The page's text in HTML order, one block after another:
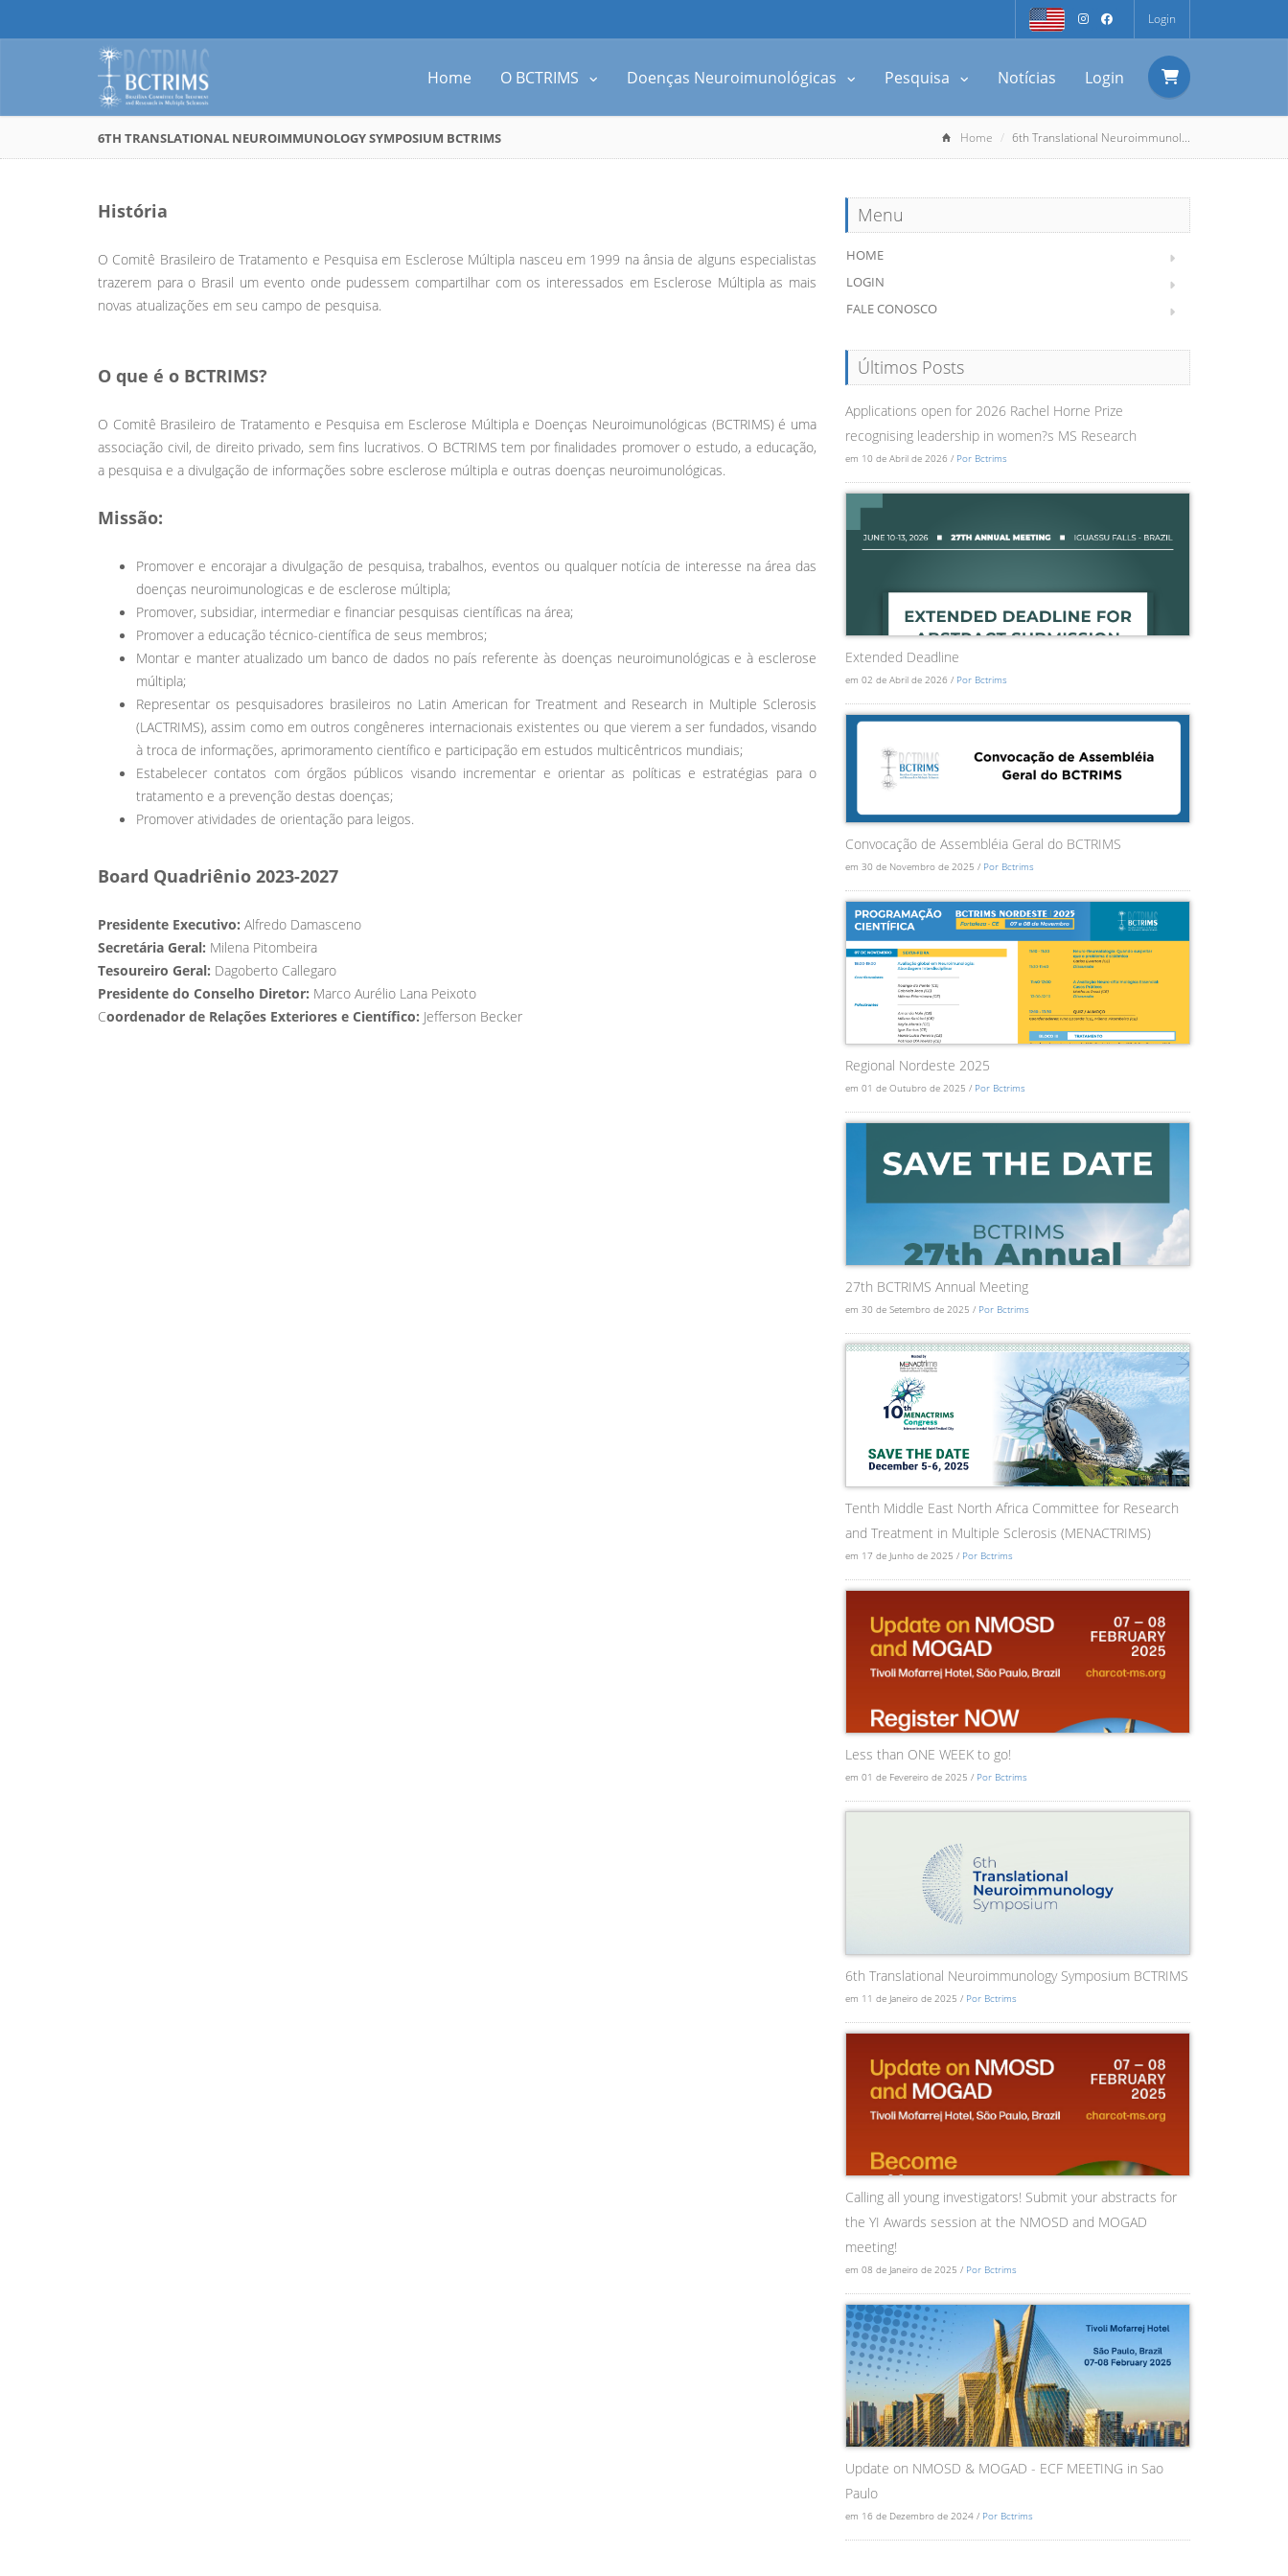
Login
Home O BCTRIMS Doenças Neuroimunológicas Pesquisa Notícias Login
6TH TRANSLATIONAL NEUROIMMUNOLOGY SYMPOSIUM BCTRIMS Home 6th Translational Neuroimmunol...
História
O Comitê Brasileiro de Tratamento e Pesquisa em Esclerose Múltipla nasceu em 1999 na ânsia de alguns especialistas
trazerem para o Brasil um evento onde pudessem compartilhar com os interessados em Esclerose Múltipla as mais
novas atualizações em seu campo de pesquisa.
O que é o BCTRIMS?
O Comitê Brasileiro de Tratamento e Pesquisa em Esclerose Múltipla e Doenças Neuroimunológicas (BCTRIMS) é uma
associação civil, de direito privado, sem fins lucrativos. O BCTRIMS tem por finalidades promover o estudo, a educação,
a pesquisa e a divulgação de informações sobre esclerose múltipla e outras doenças neuroimunológicas.
Missão:
Promover e encorajar a divulgação de pesquisa, trabalhos, eventos ou qualquer notícia de interesse na área das
doenças neuroimunologicas e de esclerose múltipla;
Promover, subsidiar, intermediar e financiar pesquisas científicas na área;
Promover a educação técnico-científica de seus membros;
Montar e manter atualizado um banco de dados no país referente às doenças neuroimunológicas e à esclerose
múltipla;
Representar os pesquisadores brasileiros no Latin American for Treatment and Research in Multiple Sclerosis
(LACTRIMS), assim como em outros congêneres internacionais existentes ou que vierem a ser fundados, visando
à troca de informações, aprimoramento científico e participação em estudos multicêntricos mundiais;
Estabelecer contatos com órgãos públicos visando incrementar e orientar as políticas e estratégias para o
tratamento e a prevenção destas doenças;
Promover atividades de orientação para leigos.
Board Quadriênio 2023-2027
Presidente Executivo: Alfredo Damasceno
Secretária Geral: Milena Pitombeira
Tesoureiro Geral: Dagoberto Callegaro
Presidente do Conselho Diretor: Marco Aurélio Lana Peixoto
Coordenador de Relações Exteriores e Científico: Jefferson Becker
Menu
HOME
LOGIN
FALE CONOSCO
Últimos Posts
Applications open for 2026 Rachel Horne Prize
recognising leadership in women?s MS Research
em 10 de Abril de 2026 / Por Bctrims
Extended Deadline
em 02 de Abril de 2026 / Por Bctrims
Convocação de Assembléia Geral do BCTRIMS
em 30 de Novembro de 2025 / Por Bctrims
Regional Nordeste 2025
em 01 de Outubro de 2025 / Por Bctrims
27th BCTRIMS Annual Meeting
em 30 de Setembro de 2025 / Por Bctrims
Tenth Middle East North Africa Committee for Research
and Treatment in Multiple Sclerosis (MENACTRIMS)
em 17 de Junho de 2025 / Por Bctrims
Less than ONE WEEK to go!
em 01 de Fevereiro de 2025 / Por Bctrims
6th Translational Neuroimmunology Symposium BCTRIMS
em 11 de Janeiro de 2025 / Por Bctrims
Calling all young investigators! Submit your abstracts for
the YI Awards session at the NMOSD and MOGAD
meeting!
em 08 de Janeiro de 2025 / Por Bctrims
Update on NMOSD & MOGAD - ECF MEETING in Sao
Paulo
em 16 de Dezembro de 2024 / Por Bctrims